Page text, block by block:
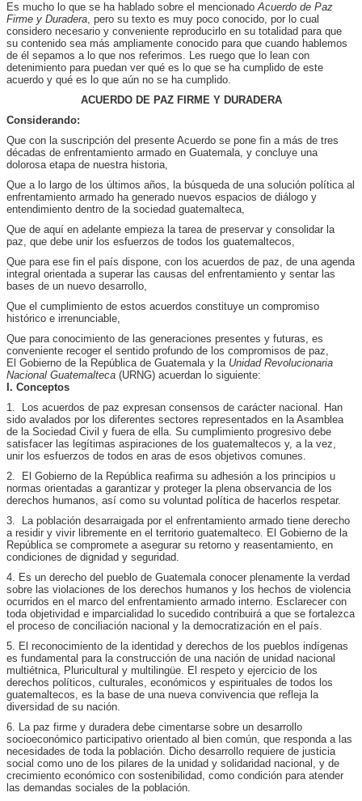
Es mucho lo que se ha hablado sobre el mencionadoAcuerdo de Paz
Firme y Duradera, pero su texto es muy poco conocido, por lo cual
considero necesario y conveniente reproducirlo en su totalidad para que
su contenido sea más ampliamente conocido para que cuando hablemos
de él sepamos a lo que nos referimos. Les ruego que lo lean con
detenimiento para puedan ver qué es lo que se ha cumplido de este
acuerdo y qué es lo que aún no se ha cumplido.
ACUERDO DE PAZ FIRME Y DURADERA
Considerando:
Que con la suscripción del presente Acuerdo se pone fin a más de tres
décadas de enfrentamiento armado en Guatemala, y concluye una
dolorosa etapa de nuestra historia,
Que a lo largo de los últimos años, la búsqueda de una solución política al
enfrentamiento armado ha generado nuevos espacios de diálogo y
entendimiento dentro de la sociedad guatemalteca,
Que de aquí en adelante empieza la tarea de preservar y consolidar la
paz, que debe unir los esfuerzos de todos los guatemaltecos,
Que para ese fin el país dispone, con los acuerdos de paz, de una agenda
integral orientada a superar las causas del enfrentamiento y sentar las
bases de un nuevo desarrollo,
Que el cumplimiento de estos acuerdos constituye un compromiso
histórico e irrenunciable,
Que para conocimiento de las generaciones presentes y futuras, es
conveniente recoger el sentido profundo de los compromisos de paz,
El Gobierno de la República de Guatemala y la Unidad Revolucionaria
Nacional Guatemalteca (URNG) acuerdan lo siguiente:
I. Conceptos
1. Los acuerdos de paz expresan consensos de carácter nacional. Han
sido avalados por los diferentes sectores representados en la Asamblea
de la Sociedad Civil y fuera de ella. Su cumplimiento progresivo debe
satisfacer las legítimas aspiraciones de los guatemaltecos y, a la vez,
unir los esfuerzos de todos en aras de esos objetivos comunes.
2. El Gobierno de la República reafirma su adhesión a los principios u
normas orientadas a garantizar y proteger la plena observancia de los
derechos humanos, así como su voluntad política de hacerlos respetar.
3. La población desarraigada por el enfrentamiento armado tiene derecho
a residir y vivir libremente en el territorio guatemalteco. El Gobierno de la
República se compromete a asegurar su retorno y reasentamiento, en
condiciones de dignidad y seguridad.
4. Es un derecho del pueblo de Guatemala conocer plenamente la verdad
sobre las violaciones de los derechos humanos y los hechos de violencia
ocurridos en el marco del enfrentamiento armado interno. Esclarecer con
toda objetividad e imparcialidad lo sucedido contribuirá a que se fortalezca
el proceso de conciliación nacional y la democratización en el país.
5. El reconocimiento de la identidad y derechos de los pueblos indígenas
es fundamental para la construcción de una nación de unidad nacional
multiétnica, Pluricultural y multilingüe. El respeto y ejercicio de los
derechos políticos, culturales, económicos y espirituales de todos los
guatemaltecos, es la base de una nueva convivencia que refleja la
diversidad de su nación.
6. La paz firme y duradera debe cimentarse sobre un desarrollo
socioeconómico participativo orientado al bien común, que responda a las
necesidades de toda la población. Dicho desarrollo requiere de justicia
social como uno de los pilares de la unidad y solidaridad nacional, y de
crecimiento económico con sostenibilidad, como condición para atender
las demandas sociales de la población.